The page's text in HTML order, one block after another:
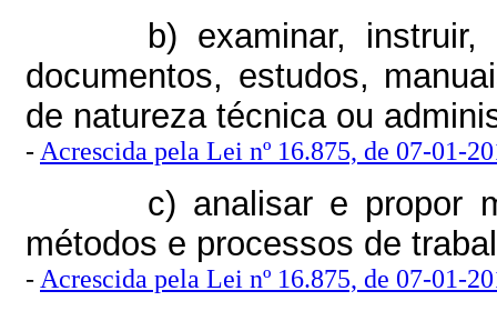
b) examinar,
documentos, estudos,
de natureza técnica ou
- Acrescida pela Lei nº 16.875, de 07-01-
c) analisar e propor
métodos e processos de
- Acrescida pela Lei nº 16.875, de 07-01-